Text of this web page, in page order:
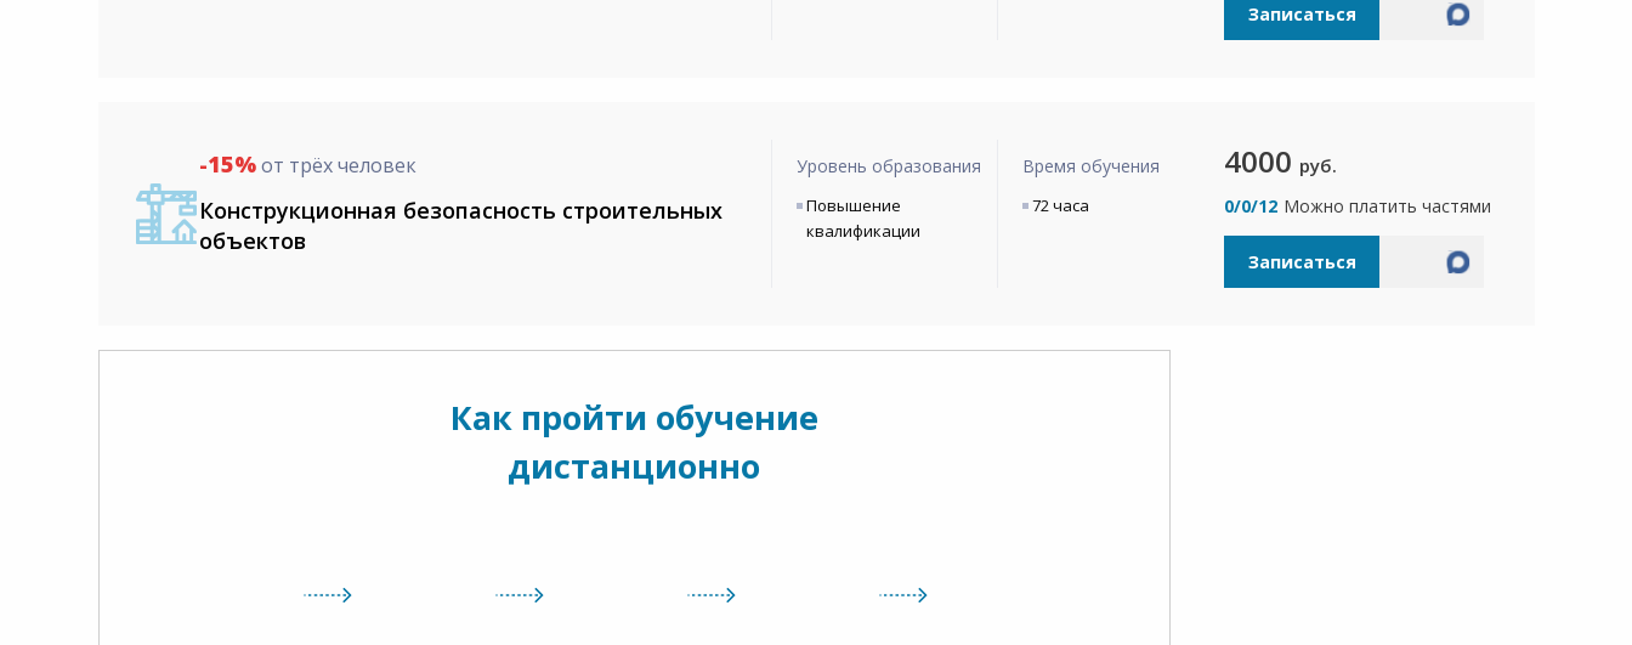
Записаться
-15%от трёх человек
Конструкционная безопасность строительных
объектов
Уровень образования
Повышение
квалификации
Время обучения
72 часа
4000 руб.
0/0/12 Можно платить частями
Записаться
Как пройти обучение
дистанционно